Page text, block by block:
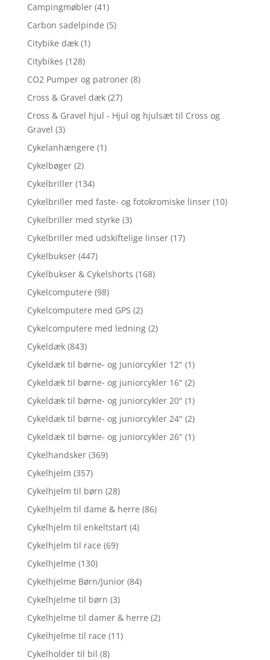
Campingmøbler (41)
Carbon sadelpinde (5)
Citybike dæk (1)
Citybikes (128)
CO2 Pumper og patroner (8)
Cross & Gravel dæk (27)
Cross & Gravel hjul - Hjul og hjulsæt til Cross og
Gravel (3)
Cykelanhængere (1)
Cykelbøger (2)
Cykelbriller (134)
Cykelbriller med faste- og fotokromiske linser (10)
Cykelbriller med styrke (3)
Cykelbriller med udskiftelige linser (17)
Cykelbukser (447)
Cykelbukser & Cykelshorts (168)
Cykelcomputere (98)
Cykelcomputere med GPS (2)
Cykelcomputere med ledning (2)
Cykeldæk (843)
Cykeldæk til børne- og juniorcykler 12" (1)
Cykeldæk til børne- og juniorcykler 16" (2)
Cykeldæk til børne- og juniorcykler 20" (1)
Cykeldæk til børne- og juniorcykler 24" (2)
Cykeldæk til børne- og juniorcykler 26" (1)
Cykelhandsker (369)
Cykelhjelm (357)
Cykelhjelm til børn (28)
Cykelhjelm til dame & herre (86)
Cykelhjelm til enkeltstart (4)
Cykelhjelm til race (69)
Cykelhjelme (130)
Cykelhjelme Børn/Junior (84)
Cykelhjelme til børn (3)
Cykelhjelme til damer & herre (2)
Cykelhjelme til race (11)
Cykelholder til bil (8)